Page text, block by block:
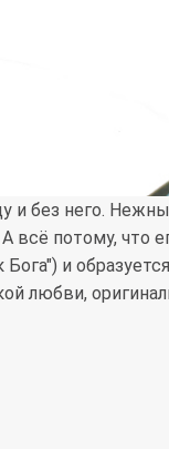
и без него.
всё потому, что
и
любви,